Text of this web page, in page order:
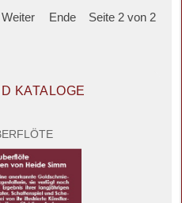
Seite 2 von 2
Weiter Ende
KATALOGE